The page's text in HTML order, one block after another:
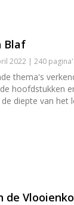
Blaf
2022 | 240
thema's
hoofdstukken
diepte van het
de